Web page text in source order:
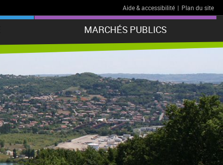
Aide & accessibilité | Plan du site
MARCHÉS PUBLICS